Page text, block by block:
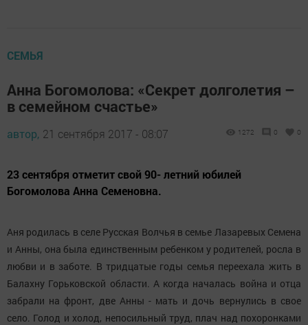
СЕМЬЯ
Анна Богомолова: «Секрет долголетия –
в семейном счастье»
автор, 21 сентября 2017 - 08:07 1272 0 0
23 сентября отметит свой 90- летний юбилей
Богомолова Анна Семеновна.
Аня родилась в селе Русская Волчья в семье Лазаревых Семена
и Анны, она была единственным ребенком у родителей, росла в
любви и в заботе. В тридцатые годы семья переехала жить в
Балахну Горьковской области. А когда началась война и отца
забрали на фронт, две Анны - мать и дочь вернулись в свое
село. Голод и холод, непосильный труд, плач над похоронками